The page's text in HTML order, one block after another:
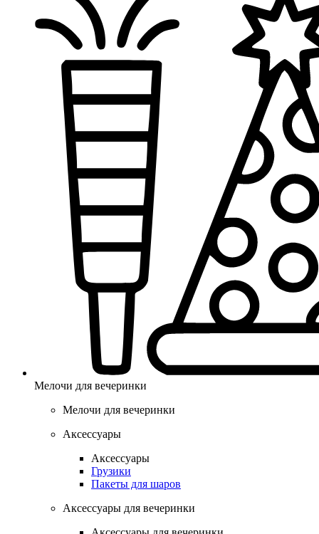
Мелочи для вечеринки
Мелочи для вечеринки
Аксессуары
Аксессуары
Грузики
Пакеты для шаров
Аксессуары для вечеринки